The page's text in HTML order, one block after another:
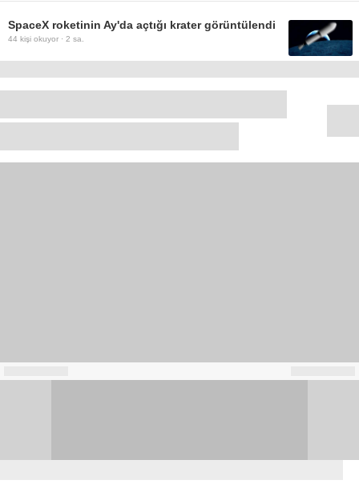
SpaceX roketinin Ay'da açtığı krater görüntülendi
44 kişi okuyor · 2 sa.